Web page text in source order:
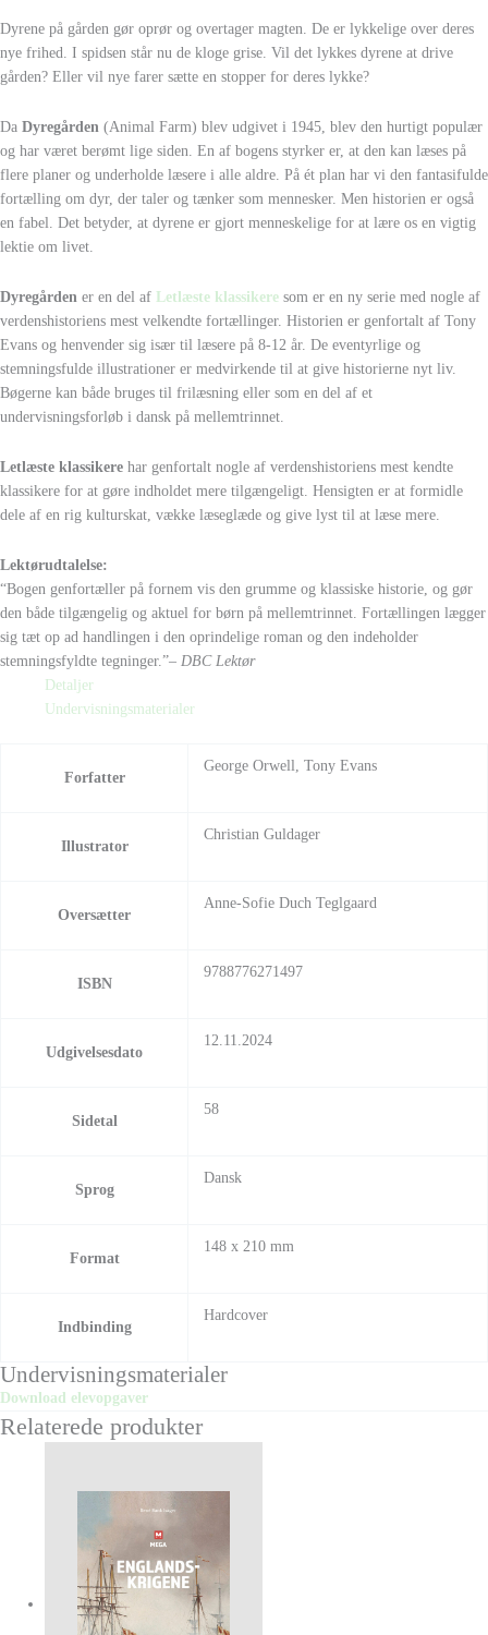
Dyrene på gården gør oprør og overtager magten. De er lykkelige over deres
nye frihed. I spidsen står nu de kloge grise. Vil det lykkes dyrene at drive
gården? Eller vil nye farer sætte en stopper for deres lykke?
Da Dyregården (Animal Farm) blev udgivet i 1945, blev den hurtigt populær
og har været berømt lige siden. En af bogens styrker er, at den kan læses på
flere planer og underholde læsere i alle aldre. På ét plan har vi den fantasifulde
fortælling om dyr, der taler og tænker som mennesker. Men historien er også
en fabel. Det betyder, at dyrene er gjort menneskelige for at lære os en vigtig
lektie om livet.
Dyregården er en del af Letlæste klassikere som er en ny serie med nogle af
verdenshistoriens mest velkendte fortællinger. Historien er genfortalt af Tony
Evans og henvender sig især til læsere på 8-12 år. De eventyrlige og
stemningsfulde illustrationer er medvirkende til at give historierne nyt liv.
Bøgerne kan både bruges til frilæsning eller som en del af et
undervisningsforløb i dansk på mellemtrinnet.
Letlæste klassikere har genfortalt nogle af verdenshistoriens mest kendte
klassikere for at gøre indholdet mere tilgængeligt. Hensigten er at formidle
dele af en rig kulturskat, vække læseglæde og give lyst til at læse mere.
Lektørudtalelse:
“Bogen genfortæller på fornem vis den grumme og klassiske historie, og gør
den både tilgængelig og aktuel for børn på mellemtrinnet. Fortællingen lægger
sig tæt op ad handlingen i den oprindelige roman og den indeholder
stemningsfyldte tegninger.”– DBC Lektør
Detaljer
Undervisningsmaterialer
Forfatter
George Orwell, Tony Evans
Illustrator
Christian Guldager
Oversætter
Anne-Sofie Duch Teglgaard
ISBN
9788776271497
Udgivelsesdato
12.11.2024
Sidetal
58
Sprog
Dansk
Format
148 x 210 mm
Indbinding
Hardcover
Undervisningsmaterialer
Download elevopgaver
Relaterede produkter